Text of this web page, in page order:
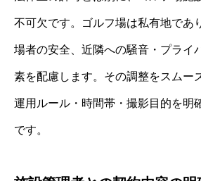
不可欠です。ゴルフ場は私有地であ
場者の安全、近隣への騒音・プライ
素を配慮します。その調整をスムー
運用ルール・時間帯・撮影目的を明
です。